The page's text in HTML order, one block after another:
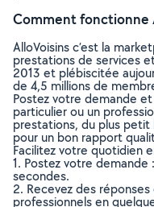
Comment fonctionne
AlloVoisins c’est la
prestations de services
2013 et plébiscitée
de 4,5 millions de
Postez votre demande
particulier ou un
prestations, du plus petit
pour un bon rapport
Facilitez votre quotidien
1. Postez votre
secondes.
2. Recevez des
professionnels en